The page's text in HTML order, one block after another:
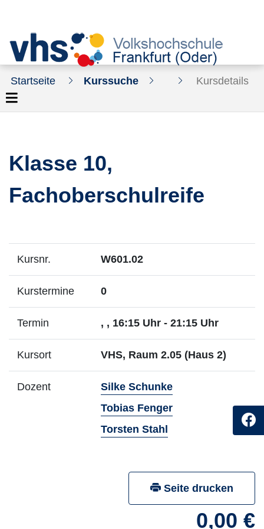
Startseite Kurssuche Kursdetails
Klasse 10,
Fachoberschulreife
Kursnr. W601.02
Kurstermine 0
Termin , , 16:15 Uhr - 21:15 Uhr
Kursort VHS, Raum 2.05 (Haus 2)
Dozent Silke Schunke- Mehr Infos zum
Tobias Fenger- Mehr Infos zum
Torsten Stahl - Mehr Infos zum
Seite drucken
0,00 €